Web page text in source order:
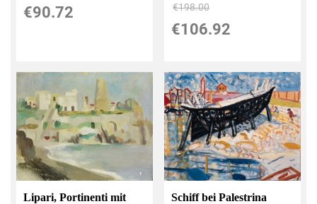
€90.72 €198.00
€106.92
Lipari, Portinenti mit
Schiff bei Palestrina